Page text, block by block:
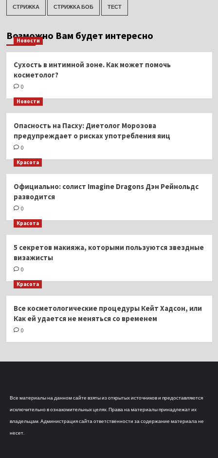
СТРИЖКА СТРИЖКА БОБ ТЕСТ
Возможно Вам будет интересно
Новости
Сухость в интимной зоне. Как может помочь
косметолог?
0
Новости
Опасность на Пасху: Диетолог Морозова
предупреждает о рисках употребления яиц
0
Красота
Официально: солист Imagine Dragons Дэн Рейнольдс
разводится
0
Красота
5 секретов макияжа, которыми пользуются звездные
визажисты
0
Красота
Все косметологические процедуры Кейт Хадсон, или
Как ей удается не меняться со временем
0
Все материалы на данном сайте взяты из открытых источников и предоставляются
исключительно в ознакомительных целях. Права на материалы принадлежат их
владельцам. Администрация сайта ответственности за содержание материала не
несет.